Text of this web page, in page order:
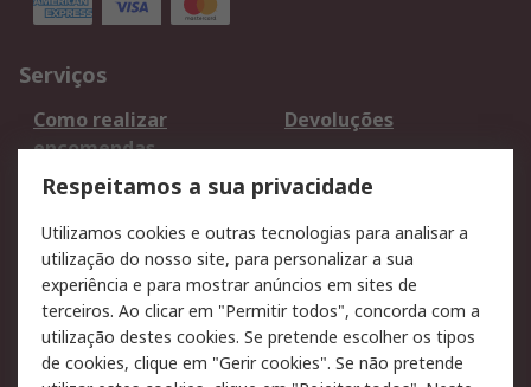
Serviços
Como realizar
encomendas
Devoluções
Formas de entrega
Qualidade e ambiente
Pagamento e
faturação
Legal
Aviso legal Política de cookies
Respeitamos a sua privacidade
Utilizamos cookies e outras tecnologias para analisar a
utilização do nosso site, para personalizar a sua
experiência e para mostrar anúncios em sites de
terceiros. Ao clicar em "Permitir todos", concorda com a
utilização destes cookies. Se pretende escolher os tipos
de cookies, clique em "Gerir cookies". Se não pretende